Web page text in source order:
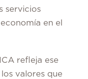
servicios
en el
refleja ese
valores que